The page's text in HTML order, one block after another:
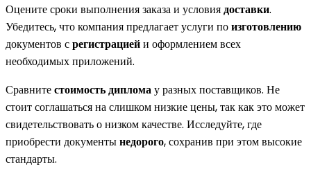
Оцените сроки выполнения заказа и условиядоставки.
Убедитесь, что компания предлагает услуги поизготовлению
документов срегистрациейи оформлением всех
необходимых приложений.
Сравнитестоимость дипломау разных поставщиков. Не
стоит соглашаться на слишком низкие цены, так как это может
свидетельствовать о низком качестве. Исследуйте, где
приобрести документынедорого, сохранив при этом высокие
стандарты.